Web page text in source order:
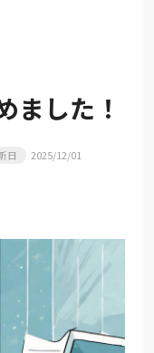
ました！
日
2025/12/01